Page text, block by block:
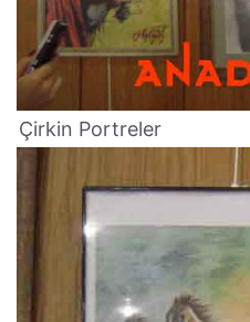
Çirkin Portreler